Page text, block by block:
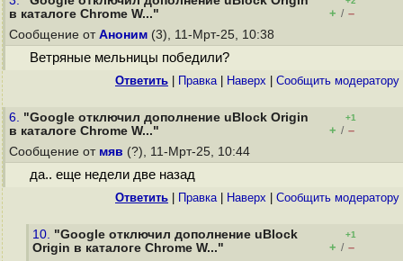
в каталоге Chrome W..."
+ / –
Сообщение от Аноним (3), 11-Мрт-25, 10:38
Ветряные мельницы победили?
Ответить Правка| Наверх Cообщить модератору
6. "Google отключил дополнение uBlock Origin
в каталоге Chrome W..."
+1
+ / –
Сообщение от мяв (?), 11-Мрт-25, 10:44
да.. еще недели две назад
Ответить Правка| Наверх Cообщить модератору
10. "Google отключил дополнение uBlock
Origin в каталоге Chrome W..."
+1
+ / –